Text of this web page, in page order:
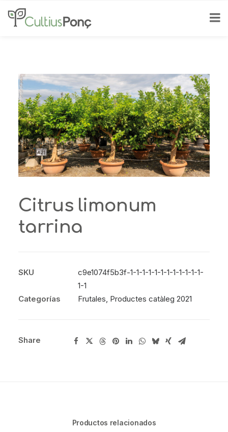
Citrus limonum
tarrina
SKU
c9e1074f5b3f-1-1-1-1-1-1-1-1-1-1-1-1-
1-1
Categorías
Frutales, Productes catàleg 2021
Share
Productos relacionados